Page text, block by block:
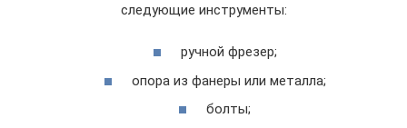
следующие инструменты:
ручной фрезер;
опора из фанеры или металла;
болты;